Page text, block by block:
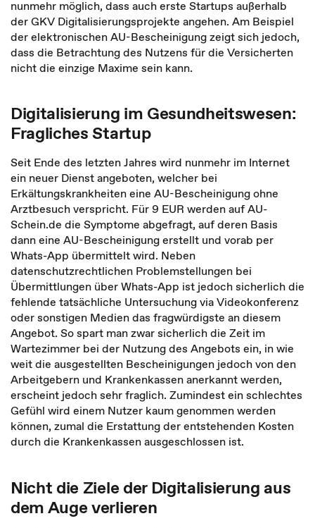
nunmehr möglich, dass auch erste Startups außerhalb
der GKV Digitalisierungsprojekte angehen. Am Beispiel
der elektronischen AU-Bescheinigung zeigt sich jedoch,
dass die Betrachtung des Nutzens für die Versicherten
nicht die einzige Maxime sein kann.
Digitalisierung im Gesundheitswesen:
Fragliches Startup
Seit Ende des letzten Jahres wird nunmehr im Internet
ein neuer Dienst angeboten, welcher bei
Erkältungskrankheiten eine AU-Bescheinigung ohne
Arztbesuch verspricht. Für 9 EUR werden auf AU-
Schein.de die Symptome abgefragt, auf deren Basis
dann eine AU-Bescheinigung erstellt und vorab per
Whats-App übermittelt wird. Neben
datenschutzrechtlichen Problemstellungen bei
Übermittlungen über Whats-App ist jedoch sicherlich die
fehlende tatsächliche Untersuchung via Videokonferenz
oder sonstigen Medien das fragwürdigste an diesem
Angebot. So spart man zwar sicherlich die Zeit im
Wartezimmer bei der Nutzung des Angebots ein, in wie
weit die ausgestellten Bescheinigungen jedoch von den
Arbeitgebern und Krankenkassen anerkannt werden,
erscheint jedoch sehr fraglich. Zumindest ein schlechtes
Gefühl wird einem Nutzer kaum genommen werden
können, zumal die Erstattung der entstehenden Kosten
durch die Krankenkassen ausgeschlossen ist.
Nicht die Ziele der Digitalisierung aus
dem Auge verlieren